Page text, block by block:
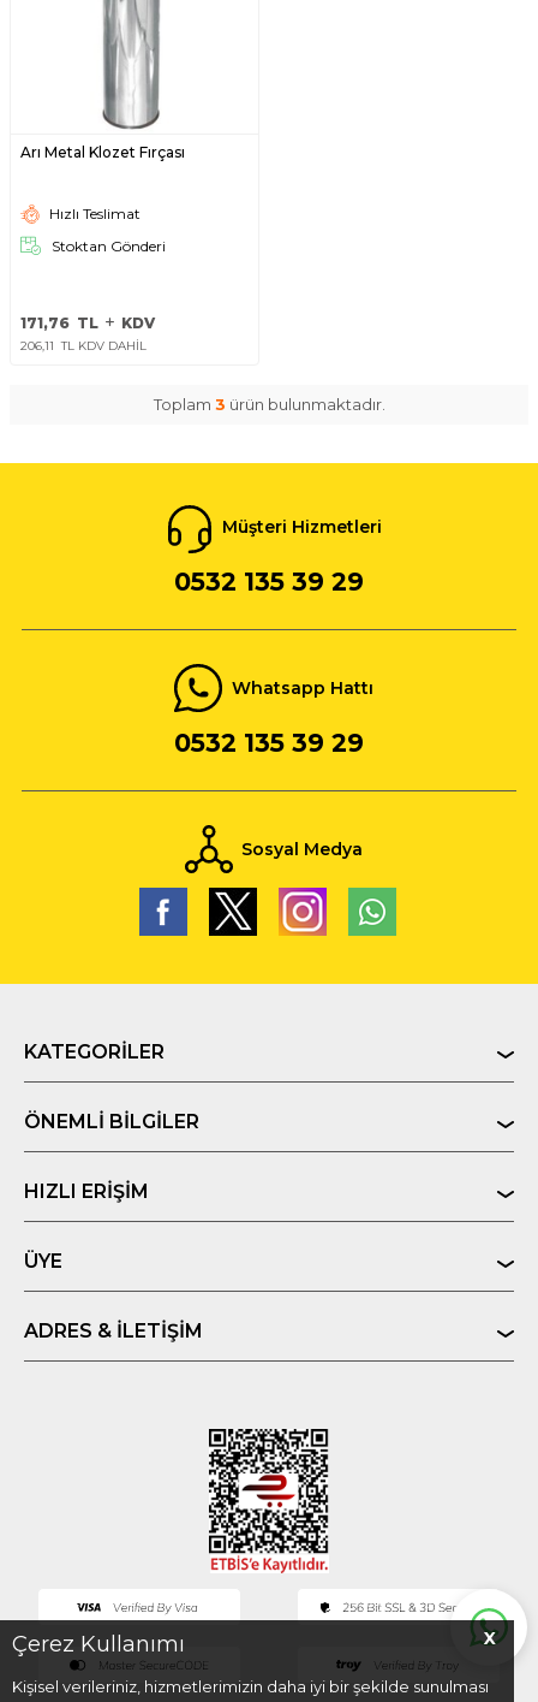
X
Çerez Kullanımı
Kişisel verileriniz, hizmetlerimizin daha iyi bir şekilde sunulması
Arı Metal Klozet Fırçası
Hızlı Teslimat
Stoktan Gönderi
171,76 TL KDV
206,11 TL KDV DAHİL
Toplam 3 ürün bulunmaktadır.
Müşteri Hizmetleri
0532 135 39 29
Whatsapp Hattı
0532 135 39 29
Sosyal Medya
KATEGORILER
ÖNEMLI BILGILER
HIZLI ERIŞIM
ÜYE
ADRES & İLETIŞIM